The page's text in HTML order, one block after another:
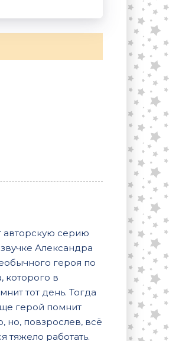
авторскую серию
Александра
героя по
которого в
тот день. Тогда
герой помнит
повзрослев, всё
тяжело работать.